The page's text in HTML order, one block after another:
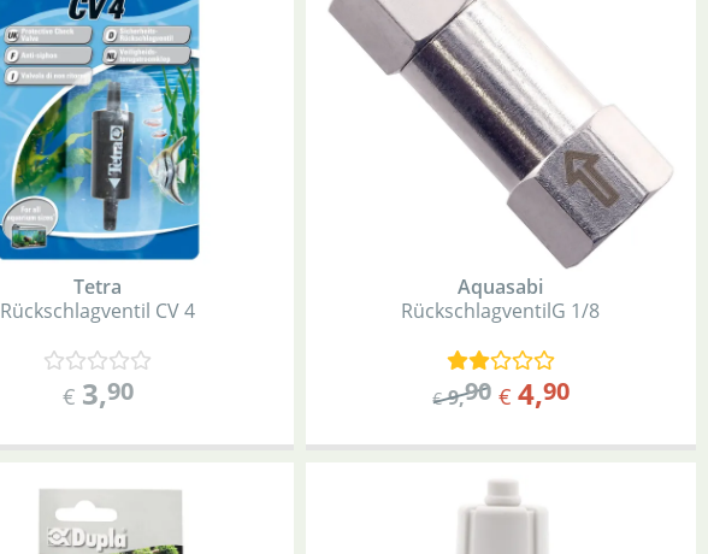
Tetra
Rückschlagventil CV 4
€ 3,90
Aquasabi
RückschlagventilG 1/8
€ 9,90 € 4,90